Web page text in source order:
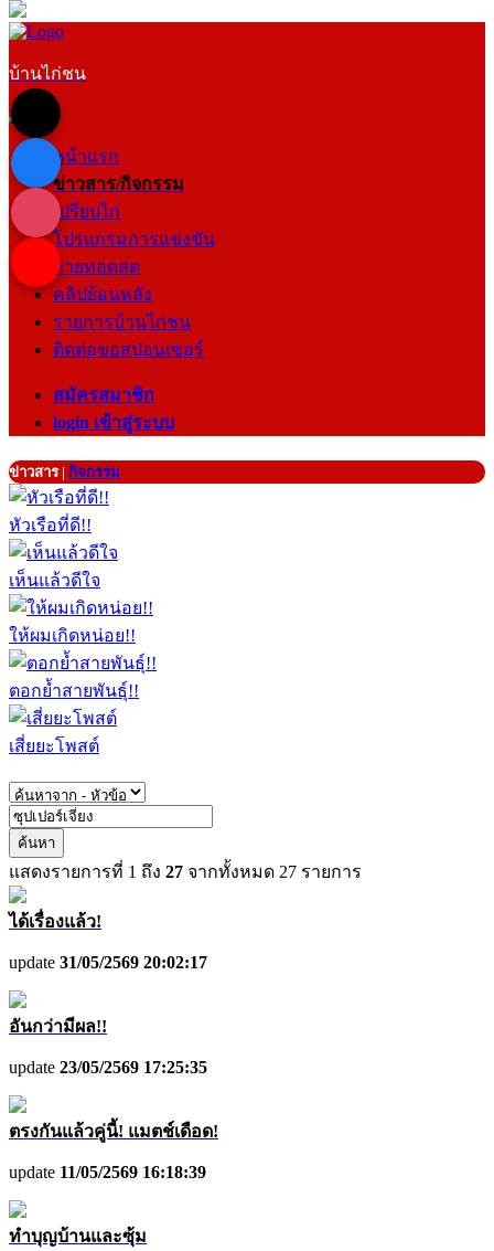
บ้านไก่ชน
หน้าแรก
ข่าวสาร/กิจกรรม
เปรียบไก่
โปรแกรมการแข่งขัน
ถ่ายทอดสด
คลิปย้อนหลัง
รายการบ้านไก่ชน
ติดต่อขอสปอนเซอร์
สมัครสมาชิก
login เข้าสู่ระบบ
ข่าวสาร| กิจกรรม
หัวเรือที่ดี!!
เห็นแล้วดีใจ
ให้ผมเกิดหน่อย!!
ตอกย้ำสายพันธุ์!!
เสี่ยยะโพสต์
ค้นหา
แสดงรายการที่ 1 ถึง 27 จากทั้งหมด 27 รายการ
ได้เรื่องแล้ว!
update 31/05/2569 20:02:17
อันกว่ามีผล!!
update 23/05/2569 17:25:35
ตรงกันแล้วคู่นี้! แมตช์เดือด!
update 11/05/2569 16:18:39
ทำบุญบ้านและซุ้ม